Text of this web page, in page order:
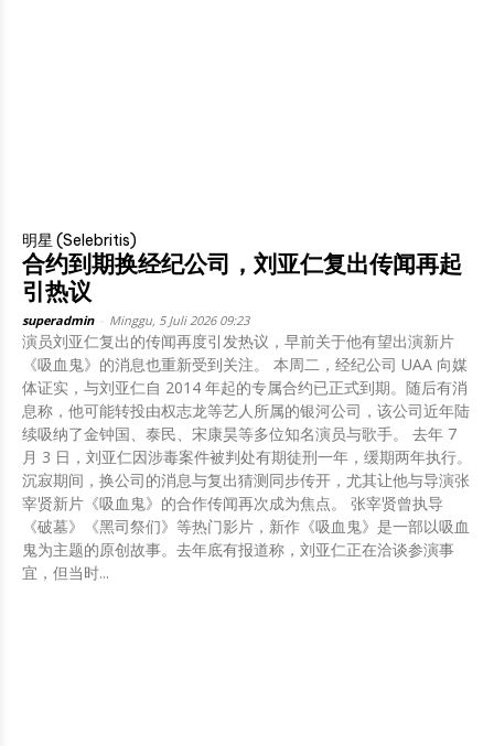
明星 (Selebritis)
合约到期换经纪公司，刘亚仁复出传闻再起
引热议
superadmin Minggu, 5 Juli 2026 09:23
演员刘亚仁复出的传闻再度引发热议，早前关于他有望出演新片
《吸血鬼》的消息也重新受到关注。 本周二，经纪公司 UAA 向媒
体证实，与刘亚仁自 2014 年起的专属合约已正式到期。随后有消
息称，他可能转投由权志龙等艺人所属的银河公司，该公司近年陆
续吸纳了金钟国、泰民、宋康昊等多位知名演员与歌手。 去年 7
月 3 日，刘亚仁因涉毒案件被判处有期徒刑一年，缓期两年执行。
沉寂期间，换公司的消息与复出猜测同步传开，尤其让他与导演张
宰贤新片《吸血鬼》的合作传闻再次成为焦点。 张宰贤曾执导
《破墓》《黑司祭们》等热门影片，新作《吸血鬼》是一部以吸血
鬼为主题的原创故事。去年底有报道称，刘亚仁正在洽谈参演事
宜，但当时...